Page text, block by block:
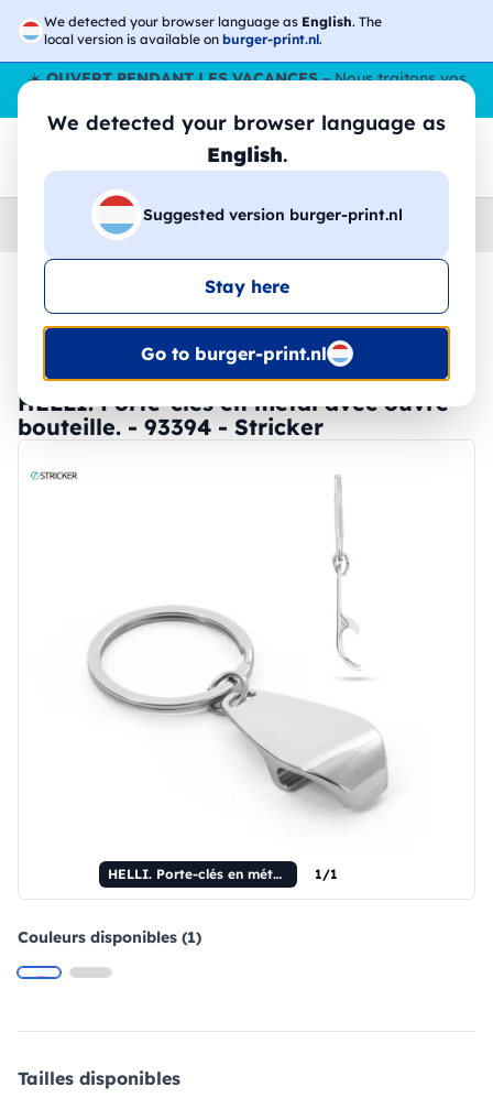
We detected your browser language as English. The
local version is available on burger-print.nl.
We detected your browser language as
English.
Suggested version burger-print.nl
Stay here
Go to burger-print.nl
☀️OUVERT PENDANT LES VACANCES– Nous traitons vos
Accessoires › porte-cles-et-cordons-personnalises
🔥 Impression DTF à -30 %
HELLI. Porte-clés en métal avec ouvre-
bouteille. - 93394 - Stricker
HELLI. Porte-clés en métal avec ouvre-bouteille. 1/1
Couleurs disponibles (1)
Tailles disponibles